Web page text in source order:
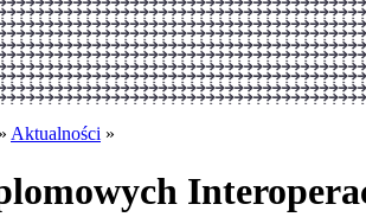
» Aktualności »